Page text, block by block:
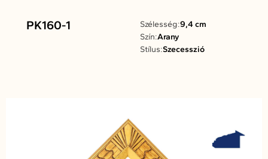
PK160-1 Szélesség:9,4 cm
Szín:Arany
Stílus:Szecesszió